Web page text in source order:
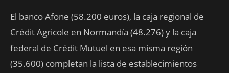
El banco Afone (58.200 euros), la caja regional de
Crédit Agricole en Normandía (48.276) y la caja
federal de Crédit Mutuel en esa misma región
(35.600) completan la lista de establecimientos